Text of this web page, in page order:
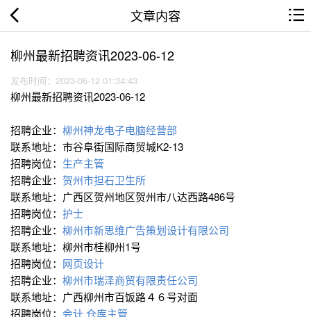
文章内容
柳州最新招聘资讯2023-06-12
发布时间：2023-06-12 01:34:43
柳州最新招聘资讯2023-06-12
招聘企业： 柳州神龙电子电脑经营部
联系地址：市谷阜街国际商贸城K2-13
招聘岗位： 生产主管
招聘企业： 贺州市担石卫生所
联系地址：广西区贺州地区贺州市八达西路486号
招聘岗位： 护士
招聘企业： 柳州市新思维广告策划设计有限公司
联系地址：柳州市桂柳州1号
招聘岗位： 网页设计
招聘企业： 柳州市瑞泽商贸有限责任公司
联系地址：广西柳州市百饭路４６号对面
招聘岗位： 会计仓库主管